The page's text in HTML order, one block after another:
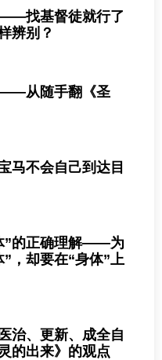
找基督徒就行了
辨别？
——从随手翻《圣
不会自己到达目
”的正确理解——为
，却要在“身体”上
治、更新、成全自
的出来》的观点